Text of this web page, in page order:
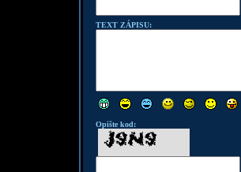
TEXT ZÁPISU:
Opište kod: